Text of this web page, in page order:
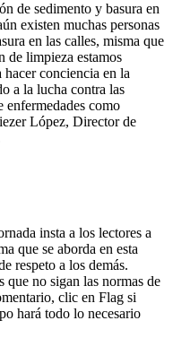
de sedimento y basura en
existen muchas personas
en las calles, misma que
de limpieza estamos
hacer conciencia en la
a la lucha contra las
enfermedades como
López, Director de
insta a los lectores a
que se aborda en esta
respeto a los demás.
que no sigan las normas de
clic en Flag si
hará todo lo necesario